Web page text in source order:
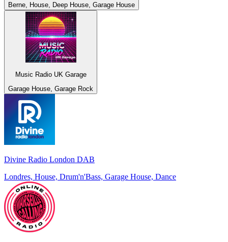
Berne, House, Deep House, Garage House
Music Radio UK Garage
Garage House, Garage Rock
Divine Radio London DAB
Londres, House, Drum'n'Bass, Garage House, Dance